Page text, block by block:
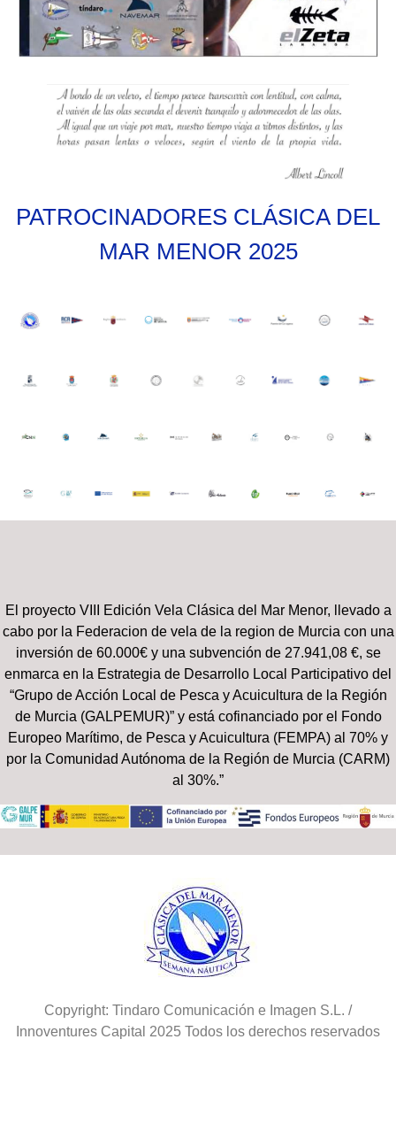
PATROCINADORES CLÁSICA DEL
MAR MENOR 2025
El proyecto VIII Edición Vela Clásica del Mar Menor, llevado a
cabo por la Federacion de vela de la region de Murcia con una
inversión de 60.000€ y una subvención de 27.941,08 €, se
enmarca en la Estrategia de Desarrollo Local Participativo del
“Grupo de Acción Local de Pesca y Acuicultura de la Región
de Murcia (GALPEMUR)” y está cofinanciado por el Fondo
Europeo Marítimo, de Pesca y Acuicultura (FEMPA) al 70% y
por la Comunidad Autónoma de la Región de Murcia (CARM)
al 30%.”
Copyright: Tindaro Comunicación e Imagen S.L. /
Innoventures Capital 2025 Todos los derechos reservados